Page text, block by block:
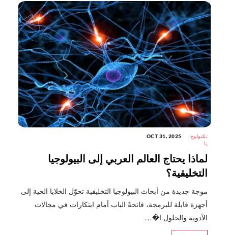
تكنولوج
يا
OCT 31, 2025
لماذا يحتاج العالم العربي إلى البيولوجيا
التخليقية؟
موجة جديدة من أبحاث البيولوجيا التخليقية تحوّل الخلايا الحية إلى
أجهزة قابلة للبرمجة، فاتحةً الباب أمام ابتكارات في مجالات
الأدوية والحلول ا�...